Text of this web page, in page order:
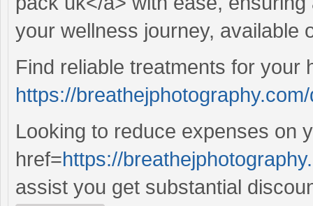
your wellness journey, available
Find reliable treatments for your
https://
Looking to reduce expenses on
href=https://
assist you get substantial